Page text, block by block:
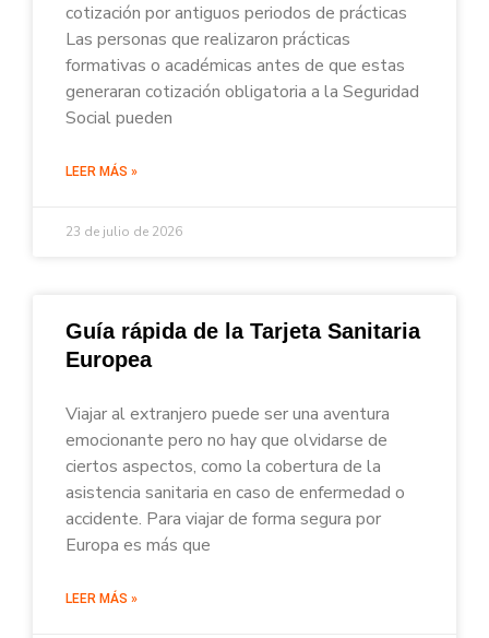
cotización por antiguos periodos de prácticas
Las personas que realizaron prácticas
formativas o académicas antes de que estas
generaran cotización obligatoria a la Seguridad
Social pueden
LEER MÁS »
23 de julio de 2026
Guía rápida de la Tarjeta Sanitaria
Europea
Viajar al extranjero puede ser una aventura
emocionante pero no hay que olvidarse de
ciertos aspectos, como la cobertura de la
asistencia sanitaria en caso de enfermedad o
accidente. Para viajar de forma segura por
Europa es más que
LEER MÁS »